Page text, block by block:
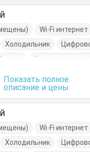
Wi-Fi интернет
Холодильник
Кровать
Показать полное
описание и цены
Wi-Fi интернет
Холодильник